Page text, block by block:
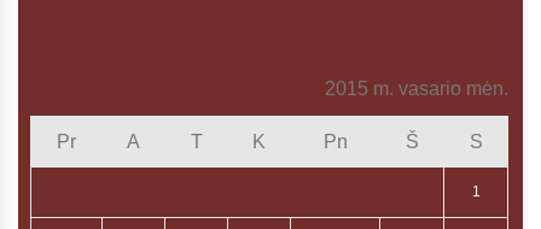
2015 m. vasario mėn.
Pr A T K Pn Š S
1